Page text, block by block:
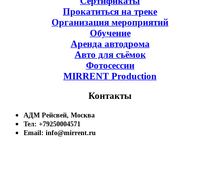
Прокатиться на треке
Организация мероприятий
Обучение
Аренда автодрома
Авто для съёмок
Фотосессии
MIRRENT Production
Контакты
АДМ Рейсвей, Москва
Тел: +79250004571
Email: info@mirrent.ru